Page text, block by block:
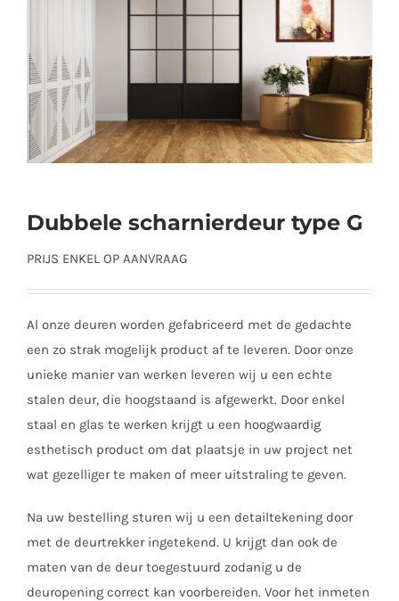
Dubbele scharnierdeur type G
PRIJS ENKEL OP AANVRAAG
Al onze deuren worden gefabriceerd met de gedachte
een zo strak mogelijk product af te leveren. Door onze
unieke manier van werken leveren wij u een echte
stalen deur, die hoogstaand is afgewerkt. Door enkel
staal en glas te werken krijgt u een hoogwaardig
esthetisch product om dat plaatsje in uw project net
wat gezelliger te maken of meer uitstraling te geven.
Na uw bestelling sturen wij u een detailtekening door
met de deurtrekker ingetekend. U krijgt dan ook de
maten van de deur toegestuurd zodanig u de
deuropening correct kan voorbereiden. Voor het inmeten